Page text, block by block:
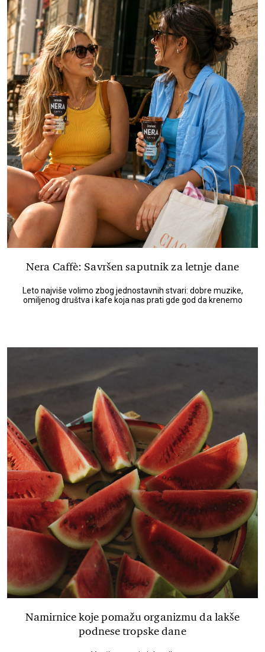
Nera Caffè: Savršen saputnik za letnje dane
Leto najviše volimo zbog jednostavnih stvari: dobre muzike,
omiljenog društva i kafe koja nas prati gde god da krenemo
Namirnice koje pomažu organizmu da lakše
podnese tropske dane